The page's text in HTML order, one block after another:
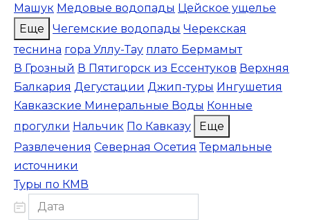
Машук Медовые водопады Цейское ущелье
Еще
Чегемские водопады Черекская
теснина гора Уллу-Тау плато Бермамыт
В Грозный В Пятигорск из Ессентуков Верхняя
Балкария Дегустации Джип-туры Ингушетия
Кавказские Минеральные Воды Конные
прогулки Нальчик По Кавказу
Еще
Развлечения Северная Осетия Термальные
источники
Туры по КМВ